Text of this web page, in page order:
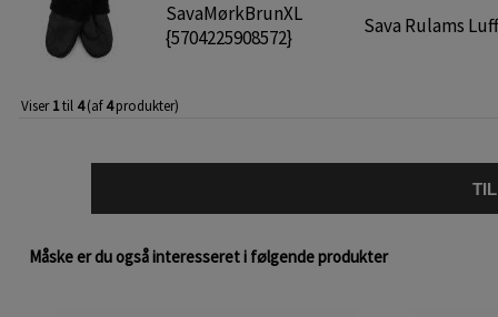
SavaMørkBrunXL
{5704225908572}
Sava Rulams
Viser1til 4(af4produkter)
Måske er du også interesseret i følgende produkter